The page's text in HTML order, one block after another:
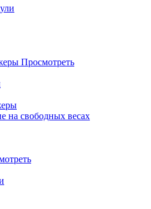
Просмотреть
на свободных весах